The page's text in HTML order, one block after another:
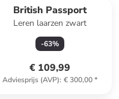
British Passport
Leren laarzen zwart
-63%
€ 109,99
Adviesprijs (AVP): € 300,00*